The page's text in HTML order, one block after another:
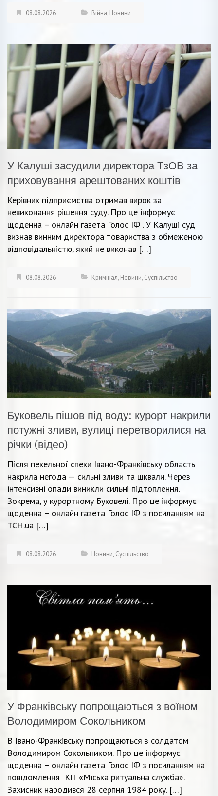
08.08.2026 Війна, Новини
У Калуші засудили директора ТзОВ за
приховування арештованих коштів
Керівник підприємства отримав вирок за
невиконання рішення суду. Про це інформує
щоденна – онлайн газета Голос ІФ . У Калуші суд
визнав винним директора товариства з обмеженою
відповідальністю, який не виконав […]
08.08.2026 Кримінал, Новини, Суспільство
Буковель пішов під воду: курорт накрили
потужні зливи, вулиці перетворилися на
річки (відео)
Після пекельної спеки Івано-Франківську область
накрила негода — сильні зливи та шквали. Через
інтенсивні опади виникли сильні підтоплення.
Зокрема, у курортному Буковелі. Про це інформує
щоденна – онлайн газета Голос ІФ з посиланням на
ТСН.ua […]
08.08.2026 Новини, Суспільство
У Франківську попрощаються з воїном
Володимиром Сокольником
В Івано-Франківську попрощаються з солдатом
Володимиром Сокольником. Про це інформує
щоденна – онлайн газета Голос ІФ з посиланням на
повідомлення КП «Міська ритуальна служба».
Захисник народився 28 серпня 1984 року. […]